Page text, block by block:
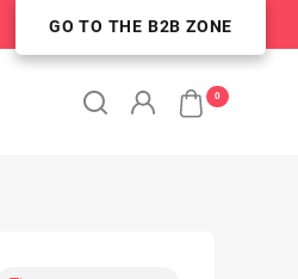
ESPACE CLIENT B2B
GO TO THE B2B ZONE
0